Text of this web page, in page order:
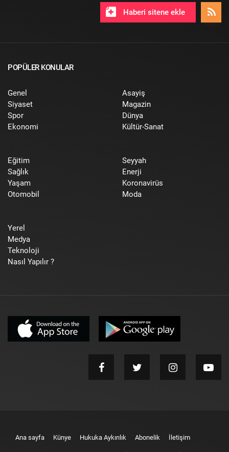
Haberi sitene ekle
POPÜLER KONULAR
Genel
Siyaset
Spor
Ekonomi
Asayiş
Magazin
Dünya
Kültür-Sanat
Eğitim
Sağlık
Yaşam
Otomobil
Seyyah
Enerji
Koronavirüs
Moda
Yerel
Medya
Teknoloji
Nasıl Yapılır ?
Ana sayfa Künye Hukuka Aykırılık Abonelik İletişim